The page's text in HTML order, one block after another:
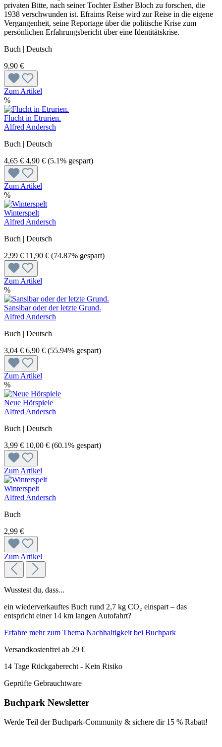
privaten Bitte, nach seiner Tochter Esther Bloch zu forschen, die
1938 verschwunden ist. Efraims Reise wird zur Reise in die eigene
Vergangenheit, seine Reportage über die politische Krise zum
persönlichen Erfahrungsbericht über eine Identitätskrise.
Buch | Deutsch
9,90 €
Zum Artikel
%
Flucht in Etrurien.
Alfred Andersch
Buch | Deutsch
4,65 € 4,90 € (5.1% gespart)
Zum Artikel
%
Winterspelt
Alfred Andersch
Buch | Deutsch
2,99 € 11,90 € (74.87% gespart)
Zum Artikel
%
Sansibar oder der letzte Grund.
Alfred Andersch
Buch | Deutsch
3,04 € 6,90 € (55.94% gespart)
Zum Artikel
%
Neue Hörspiele
Alfred Andersch
Buch | Deutsch
3,99 € 10,00 € (60.1% gespart)
Zum Artikel
Winterspelt
Alfred Andersch
Buch
2,99 €
Zum Artikel
Wusstest du, dass...
ein wiederverkauftes Buch rund 2,7 kg CO₂ einspart – das
entspricht einer 14 km langen Autofahrt?
Erfahre mehr zum Thema Nachhaltigkeit bei Buchpark
Versandkostenfrei ab 29 €
14 Tage Rückgaberecht - Kein Risiko
Geprüfte Gebrauchtware
Buchpark Newsletter
Werde Teil der Buchpark-Community & sichere dir 15 % Rabatt!